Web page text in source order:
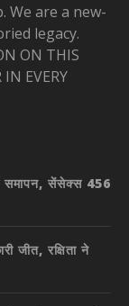
We are a new-
legacy.
ON THIS
EVERY
समापन, सेंसेक्स 456
जीत, रक्षिता ने